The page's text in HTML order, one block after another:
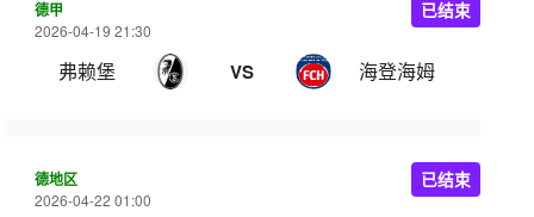
德甲
2026-04-19 21:30
弗赖堡 VS 海登海姆
已结束
德地区
2026-04-22 01:00
已结束